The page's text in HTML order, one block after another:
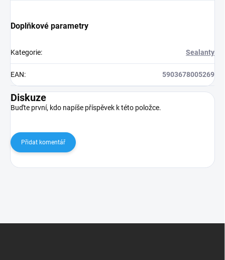
Doplňkové parametry
Kategorie: Sealanty
EAN: 5903678005269
Diskuze
Buďte první, kdo napíše příspěvek k této položce.
Přidat komentář